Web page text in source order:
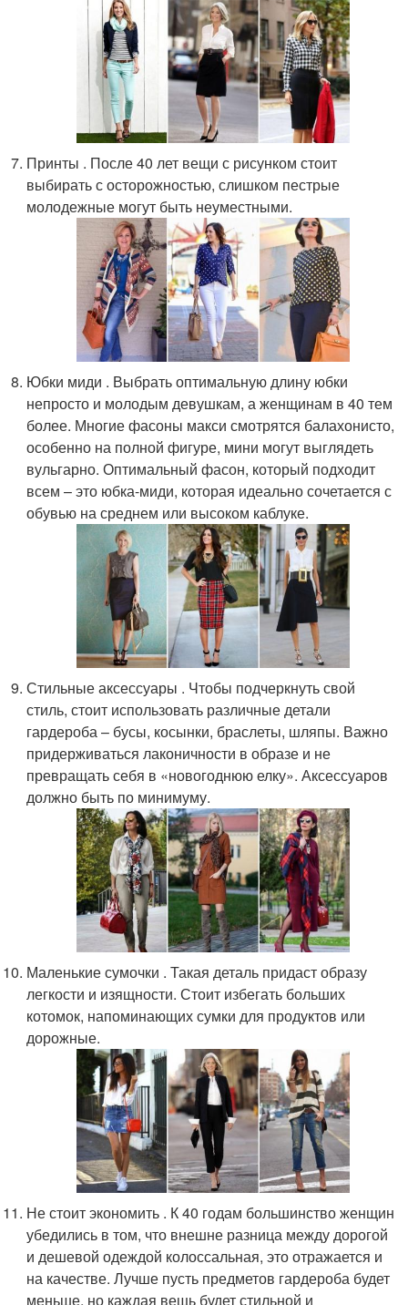
Принты . После 40 лет вещи с рисунком стоит
выбирать с осторожностью, слишком пестрые
молодежные могут быть неуместными.
Юбки миди . Выбрать оптимальную длину юбки
непросто и молодым девушкам, а женщинам в 40 тем
более. Многие фасоны макси смотрятся балахонисто,
особенно на полной фигуре, мини могут выглядеть
вульгарно. Оптимальный фасон, который подходит
всем – это юбка-миди, которая идеально сочетается с
обувью на среднем или высоком каблуке.
Стильные аксессуары . Чтобы подчеркнуть свой
стиль, стоит использовать различные детали
гардероба – бусы, косынки, браслеты, шляпы. Важно
придерживаться лаконичности в образе и не
превращать себя в «новогоднюю елку». Аксессуаров
должно быть по минимуму.
Маленькие сумочки . Такая деталь придаст образу
легкости и изящности. Стоит избегать больших
котомок, напоминающих сумки для продуктов или
дорожные.
Не стоит экономить . К 40 годам большинство женщин
убедились в том, что внешне разница между дорогой
и дешевой одеждой колоссальная, это отражается и
на качестве. Лучше пусть предметов гардероба будет
меньше, но каждая вещь будет стильной и